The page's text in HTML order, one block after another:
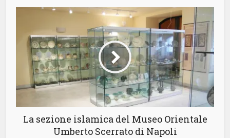
La sezione islamica del Museo Orientale
Umberto Scerrato di Napoli